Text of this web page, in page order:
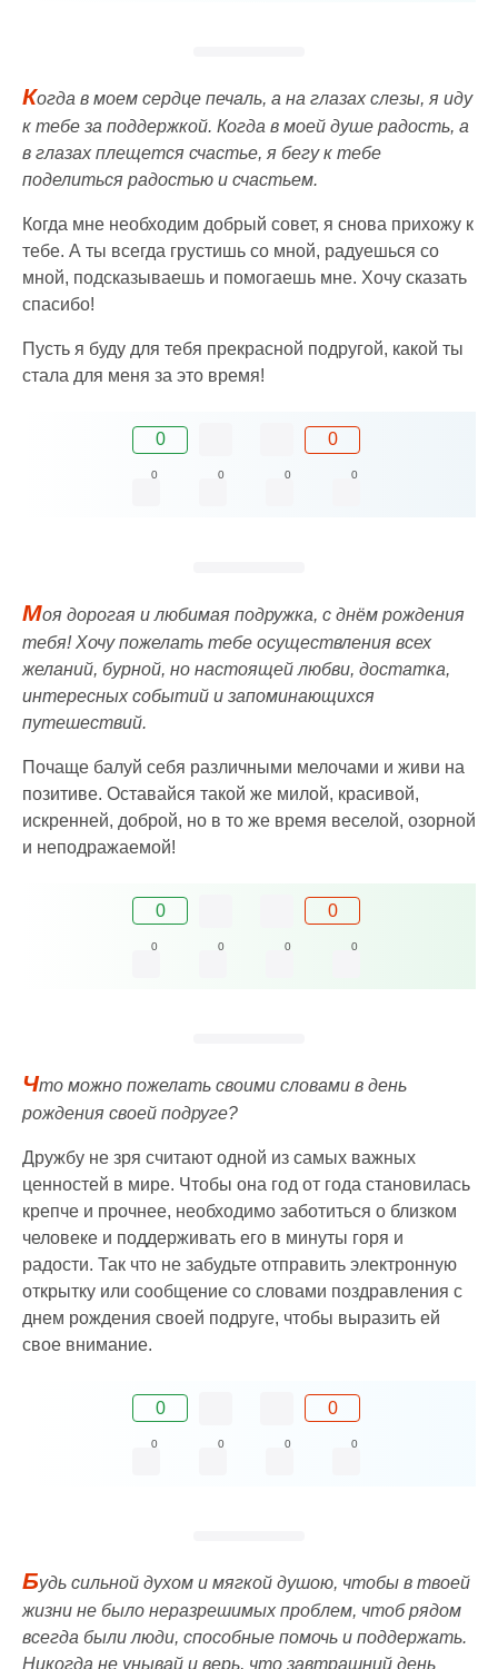
Когда в моем сердце печаль, а на глазах слезы, я иду
к тебе за поддержкой. Когда в моей душе радость, а
в глазах плещется счастье, я бегу к тебе
поделиться радостью и счастьем.
Когда мне необходим добрый совет, я снова прихожу к
тебе. А ты всегда грустишь со мной, радуешься со
мной, подсказываешь и помогаешь мне. Хочу сказать
спасибо!
Пусть я буду для тебя прекрасной подругой, какой ты
стала для меня за это время!
0 0
0 0 0 0
Моя дорогая и любимая подружка, с днём рождения
тебя! Хочу пожелать тебе осуществления всех
желаний, бурной, но настоящей любви, достатка,
интересных событий и запоминающихся
путешествий.
Почаще балуй себя различными мелочами и живи на
позитиве. Оставайся такой же милой, красивой,
искренней, доброй, но в то же время веселой, озорной
и неподражаемой!
0 0
0 0 0 0
Что можно пожелать своими словами в день
рождения своей подруге?
Дружбу не зря считают одной из самых важных
ценностей в мире. Чтобы она год от года становилась
крепче и прочнее, необходимо заботиться о близком
человеке и поддерживать его в минуты горя и
радости. Так что не забудьте отправить электронную
открытку или сообщение со словами поздравления с
днем рождения своей подруге, чтобы выразить ей
свое внимание.
0 0
0 0 0 0
Будь сильной духом и мягкой душою, чтобы в твоей
жизни не было неразрешимых проблем, чтоб рядом
всегда были люди, способные помочь и поддержать.
Никогда не унывай и верь, что завтрашний день